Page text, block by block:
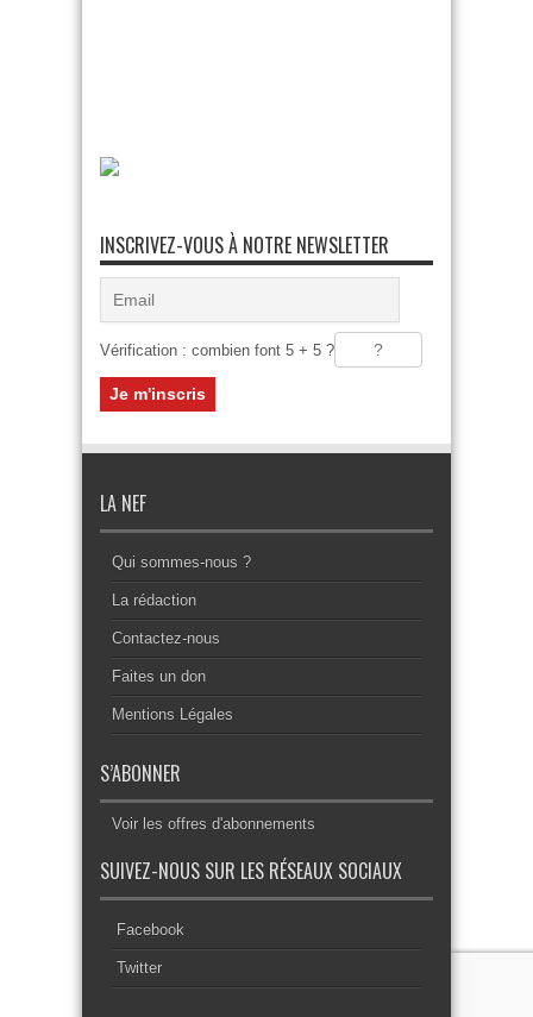
INSCRIVEZ-VOUS À NOTRE NEWSLETTER
Vérification : combien font 5 + 5 ?
LA NEF
Qui sommes-nous ?
La rédaction
Contactez-nous
Faites un don
Mentions Légales
S’ABONNER
Voir les offres d'abonnements
SUIVEZ-NOUS SUR LES RÉSEAUX SOCIAUX
Facebook
Twitter